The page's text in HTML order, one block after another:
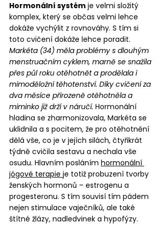
Hormonální systém je velmi složitý
komplex, který se občas velmi lehce
dokáže vychýlit z rovnováhy. S tím si
toto cvičení dokáže lehce poradit.
Markéta (34) měla problémy s dlouhým
menstruačním cyklem, marně se snažila
přes půl roku otěhotnět a prodělala i
mimoděložní těhotenství. Díky cvičení za
dva měsíce přirozeně otěhotněla a
miminko již drží v náručí. Hormonální
hladina se zharmonizovala, Markéta se
uklidnila a s pocitem, že pro otěhotnění
dělá vše, co je v jejích silách, čtyřikrát
týdně cvičila sestavu a nechala vše
osudu. Hlavním posláním hormonální
jógové terapie je totiž probuzení tvorby
ženských hormonů – estrogenu a
progesteronu. S tím souvisí tím pádem
nejen stimulace vaječníků, ale také
štítné žlázy, nadledvinek a hypofýzy.